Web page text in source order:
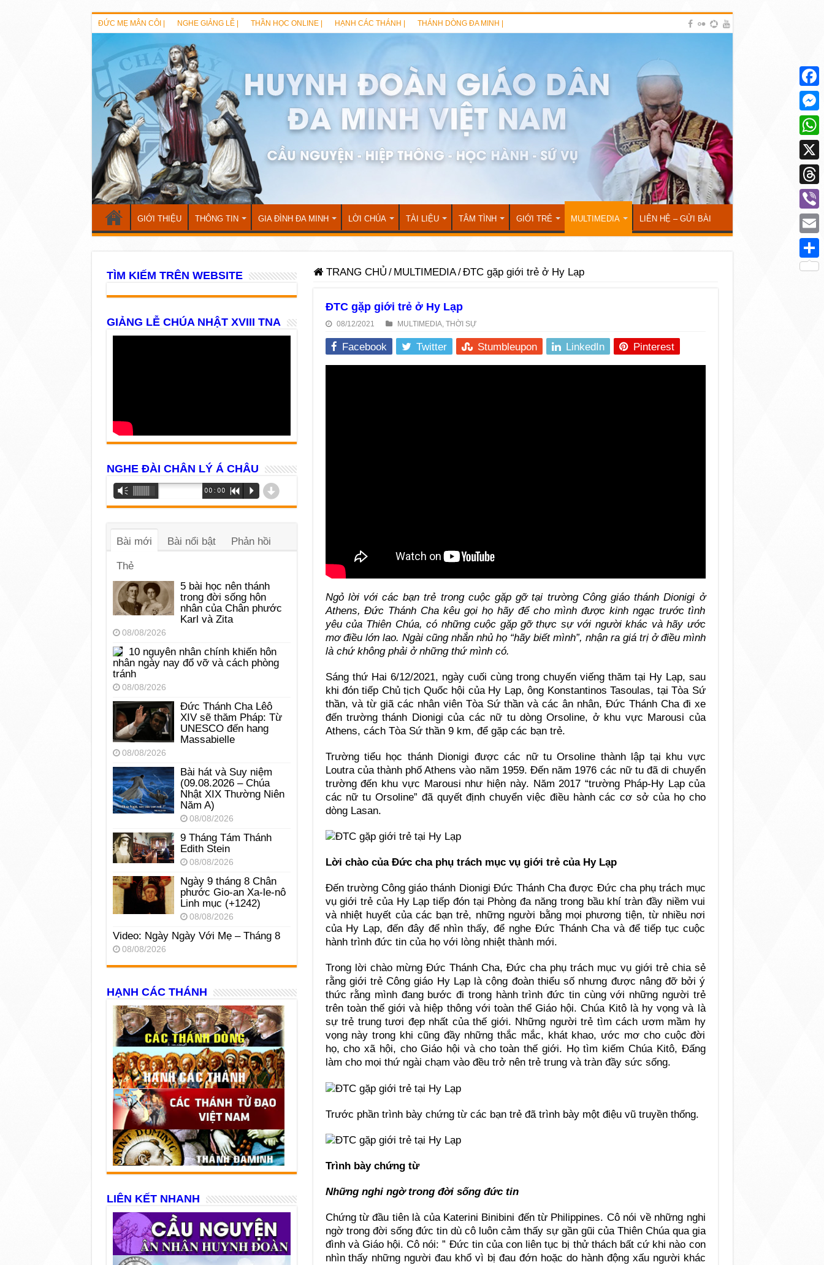
ĐỨC MẸ MÂN CÔI | NGHE GIẢNG LỄ | THẦN HỌC ONLINE | HẠNH CÁC THÁNH | THÁNH DÒNG ĐA MINH |
GIỚI THIỆU THÔNG TIN GIA ĐÌNH ĐA MINH LỜI CHÚA TÀI LIỆU TÂM TÌNH GIỚI TRẺ MULTIMEDIA LIÊN HỆ – GỬI BÀI
TRANG CHỦ / MULTIMEDIA/ĐTC gặp giới trẻ ở Hy Lạp
ĐTC gặp giới trẻ ở Hy Lạp
08/12/2021 MULTIMEDIA, THỜI SỰ
Facebook Twitter Stumbleupon LinkedIn Pinterest
Ngỏ lời với các bạn trẻ trong cuộc gặp gỡ tại trường Công giáo thánh Dionigi ở
Athens, Đức Thánh Cha kêu gọi họ hãy để cho mình được kinh ngạc trước tình
yêu của Thiên Chúa, có những cuộc gặp gỡ thực sự với người khác và hãy ước
mơ điều lớn lao. Ngài cũng nhắn nhủ họ “hãy biết mình”, nhận ra giá trị ở điều mình
là chứ không phải ở những thứ mình có.
Sáng thứ Hai 6/12/2021, ngày cuối cùng trong chuyến viếng thăm tại Hy Lạp, sau
khi đón tiếp Chủ tịch Quốc hội của Hy Lạp, ông Konstantinos Tasoulas, tại Tòa Sứ
thần, và từ giã các nhân viên Tòa Sứ thần và các ân nhân, Đức Thánh Cha đi xe
đến trường thánh Dionigi của các nữ tu dòng Orsoline, ở khu vực Marousi của
Athens, cách Tòa Sứ thần 9 km, để gặp các bạn trẻ.
Trường tiểu học thánh Dionigi được các nữ tu Orsoline thành lập tại khu vực
Loutra của thành phố Athens vào năm 1959. Đến năm 1976 các nữ tu đã di chuyển
trường đến khu vực Marousi như hiện này. Năm 2017 “trường Pháp-Hy Lạp của
các nữ tu Orsoline” đã quyết định chuyển việc điều hành các cơ sở của họ cho
dòng Lasan.
Lời chào của Đức cha phụ trách mục vụ giới trẻ của Hy Lạp
Đến trường Công giáo thánh Dionigi Đức Thánh Cha được Đức cha phụ trách mục
vụ giới trẻ của Hy Lạp tiếp đón tại Phòng đa năng trong bầu khí tràn đầy niềm vui
và nhiệt huyết của các bạn trẻ, những người bằng mọi phương tiện, từ nhiều nơi
của Hy Lạp, đến đây để nhìn thấy, để nghe Đức Thánh Cha và để tiếp tục cuộc
hành trình đức tin của họ với lòng nhiệt thành mới.
Trong lời chào mừng Đức Thánh Cha, Đức cha phụ trách mục vụ giới trẻ chia sẻ
rằng giới trẻ Công giáo Hy Lạp là cộng đoàn thiểu số nhưng được nâng đỡ bởi ý
thức rằng mình đang bước đi trong hành trình đức tin cùng với những người trẻ
trên toàn thế giới và hiệp thông với toàn thể Giáo hội. Chúa Kitô là hy vọng và là
sự trẻ trung tươi đẹp nhất của thế giới. Những người trẻ tìm cách ươm mầm hy
vọng này trong khi cũng đầy những thắc mắc, khát khao, ước mơ cho cuộc đời
họ, cho xã hội, cho Giáo hội và cho toàn thế giới. Họ tìm kiếm Chúa Kitô, Đấng
làm cho mọi thứ ngài chạm vào đều trở nên trẻ trung và tràn đầy sức sống.
Trước phần trình bày chứng từ các bạn trẻ đã trình bày một điệu vũ truyền thống.
Trình bày chứng từ
Những nghi ngờ trong đời sống đức tin
Chứng từ đầu tiên là của Katerini Binibini đến từ Philippines. Cô nói về những nghi
ngờ trong đời sống đức tin dù cô luôn cảm thấy sự gần gũi của Thiên Chúa qua gia
đình và Giáo hội. Cô nói: ” Đức tin của con liên tục bị thử thách bất cứ khi nào con
nhìn thấy những người đau khổ vì bị đau đớn hoặc do hành động xấu người khác
TÌM KIẾM TRÊN WEBSITE
GIẢNG LỄ CHÚA NHẬT XVIII TNA
NGHE ĐÀI CHÂN LÝ Á CHÂU
Trình
phát
âm
Vm 00:00 R P d
Bài mới Bài nổi bật Phản hồi
Thẻ
5 bài học nên thánh
trong đời sống hôn
nhân của Chân phước
Karl và Zita
08/08/2026
10 nguyên nhân chính khiến hôn
nhân ngày nay đổ vỡ và cách phòng
tránh
08/08/2026
Đức Thánh Cha Lêô
XIV sẽ thăm Pháp: Từ
UNESCO đến hang
Massabielle
08/08/2026
Bài hát và Suy niệm
(09.08.2026 – Chúa
Nhật XIX Thường Niên
Năm A)
08/08/2026
9 Tháng Tám Thánh
Edith Stein
08/08/2026
Ngày 9 tháng 8 Chân
phước Gio-an Xa-le-nô
Linh mục (+1242)
08/08/2026
Video: Ngày Ngày Với Mẹ – Tháng 8
08/08/2026
HẠNH CÁC THÁNH
LIÊN KẾT NHANH
X
Viber